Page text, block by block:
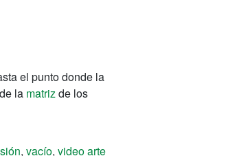
el puntodonde la
de la matrizde los
, vacío, video arte